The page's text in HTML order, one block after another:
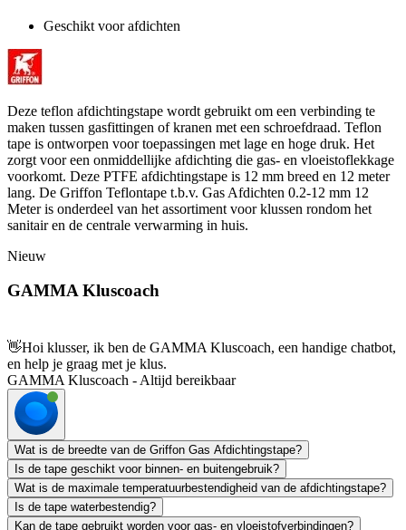
Geschikt voor afdichten
Deze teflon afdichtingstape wordt gebruikt om een verbinding te
maken tussen gasfittingen of kranen met een schroefdraad. Teflon
tape is ontworpen voor toepassingen met lage en hoge druk. Het
zorgt voor een onmiddellijke afdichting die gas- en vloeistoflekkage
voorkomt. Deze PTFE afdichtingstape is 12 mm breed en 12 meter
lang. De Griffon Teflontape t.b.v. Gas Afdichten 0.2-12 mm 12
Meter is onderdeel van het assortiment voor klussen rondom het
sanitair en de centrale verwarming in huis.
Nieuw
GAMMA Kluscoach
👋Hoi klusser, ik ben de GAMMA Kluscoach, een handige chatbot,
en help je graag met je klus.
GAMMA Kluscoach - Altijd bereikbaar
Wat is de breedte van de Griffon Gas Afdichtingstape?
Is de tape geschikt voor binnen- en buitengebruik?
Wat is de maximale temperatuurbestendigheid van de afdichtingstape?
Is de tape waterbestendig?
Kan de tape gebruikt worden voor gas- en vloeistofverbindingen?